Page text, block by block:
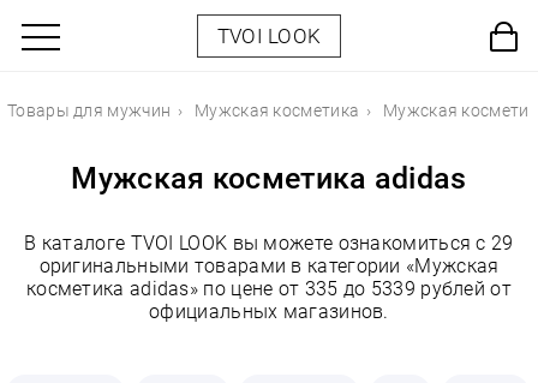
TVOI LOOK
Товары для мужчин Мужская косметика Мужская
Мужская косметика adidas
В каталоге TVOI LOOK вы можете ознакомиться с 29
оригинальными товарами в категории «Мужская
косметика adidas» по цене от 335 до 5339 рублей от
официальных магазинов.